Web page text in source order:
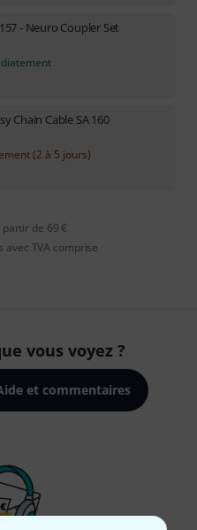
- Neuro Coupler Set
Chain Cable SA 160
(2 à 5 jours)
de 69 €
avec TVA comprise
vous voyez ?
et commentaires